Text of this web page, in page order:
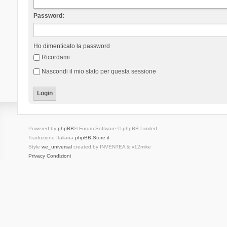
Password:
Ho dimenticato la password
Ricordami
Nascondi il mio stato per questa sessione
Powered by phpBB® Forum Software © phpBB Limited
Traduzione Italiana phpBB-Store.it
Style we_universalcreated by INVENTEA & v12mike
Privacy Condizioni